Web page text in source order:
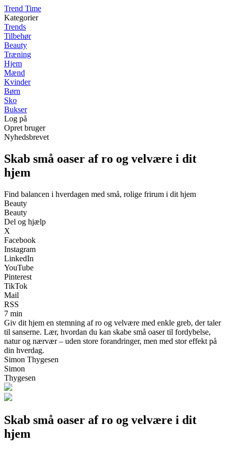
Trend Time
Kategorier
Trends
Tilbehør
Beauty
Træning
Hjem
Mænd
Kvinder
Børn
Sko
Bukser
Log på
Opret bruger
Nyhedsbrevet
Skab små oaser af ro og velvære i dit
hjem
Find balancen i hverdagen med små, rolige frirum i dit hjem
Beauty
Beauty
Del og hjælp
X
Facebook
Instagram
LinkedIn
YouTube
Pinterest
TikTok
Mail
RSS
7 min
Giv dit hjem en stemning af ro og velvære med enkle greb, der taler
til sanserne. Lær, hvordan du kan skabe små oaser til fordybelse,
natur og nærvær – uden store forandringer, men med stor effekt på
din hverdag.
Simon Thygesen
Simon
Thygesen
Skab små oaser af ro og velvære i dit
hjem